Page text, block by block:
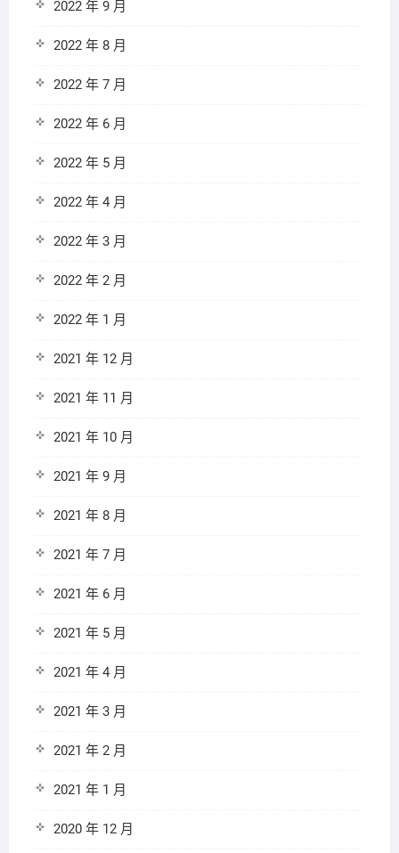
2022 年 9 月
2022 年 8 月
2022 年 7 月
2022 年 6 月
2022 年 5 月
2022 年 4 月
2022 年 3 月
2022 年 2 月
2022 年 1 月
2021 年 12 月
2021 年 11 月
2021 年 10 月
2021 年 9 月
2021 年 8 月
2021 年 7 月
2021 年 6 月
2021 年 5 月
2021 年 4 月
2021 年 3 月
2021 年 2 月
2021 年 1 月
2020 年 12 月